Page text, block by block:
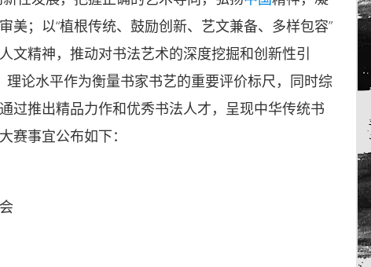
美；以“植根传统、鼓励创新、艺文兼备、多样包容”
文精神，推动对书法艺术的深度挖掘和创新性引
理论水平作为衡量书家书艺的重要评价标尺，同时综
过推出精品力作和优秀书法人才，呈现中华传统书
赛事宜公布如下：